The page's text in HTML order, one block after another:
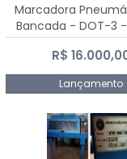
Marcadora
Bancada - DOT-3
R$
Lançamento